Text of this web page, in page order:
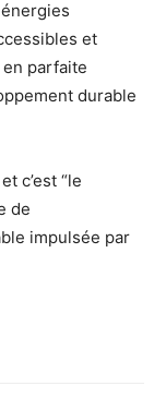
et
parfaite
durable
c’est “le
de
impulsée par